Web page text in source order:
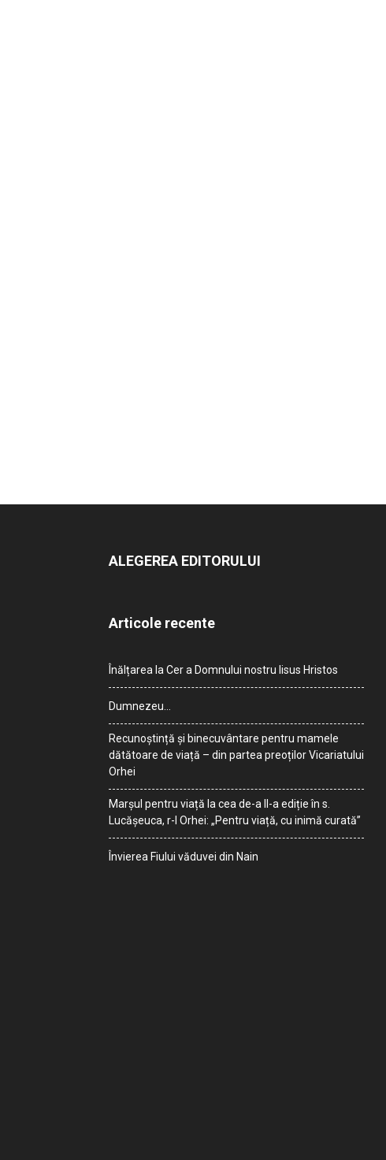
ALEGEREA EDITORULUI
Articole recente
Înălțarea la Cer a Domnului nostru Iisus Hristos
Dumnezeu…
Recunoștință și binecuvântare pentru mamele
dătătoare de viață – din partea preoților Vicariatului
Orhei
Marșul pentru viață la cea de-a II-a ediție în s.
Lucășeuca, r-l Orhei: „Pentru viață, cu inimă curată”
Învierea Fiului văduvei din Nain